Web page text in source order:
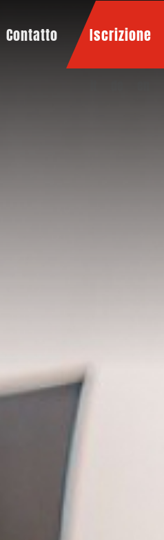
Contatto Iscrizione